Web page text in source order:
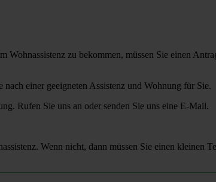
Wohnassistenz zu bekommen, müssen Sie einen
einer geeigneten Assistenz und Wohnung für Sie.
Rufen Sie uns an oder senden Sie uns eine E-Mail.
Wenn nicht, dann müssen Sie einen kleinen